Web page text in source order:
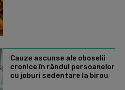
Cauze ascunse ale oboselii
cronice în rândul persoanelor
cu joburi sedentare la birou